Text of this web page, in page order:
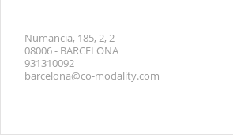
Numancia, 185, 2, 2
08006 - BARCELONA
931310092
barcelona@co-modality.com